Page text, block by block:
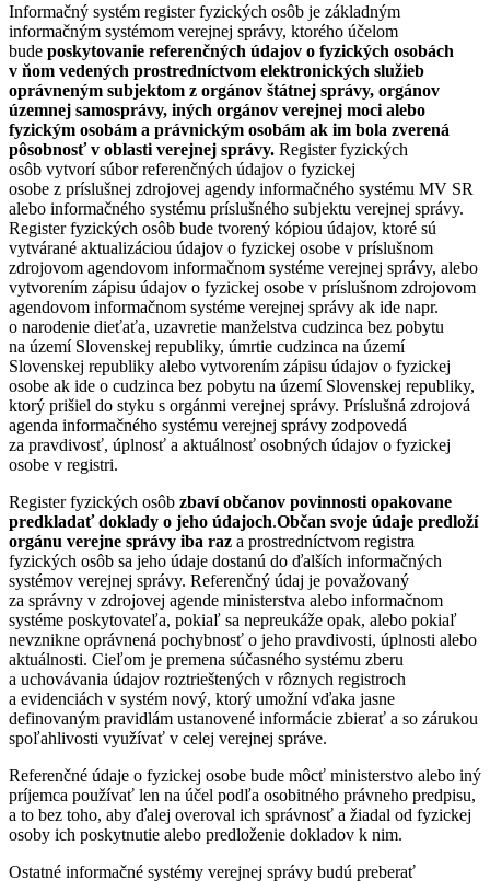
Informačný systém register fyzických osôb je základným
informačným systémom verejnej správy, ktorého účelom
bude poskytovanie referenčných údajov o fyzických osobách
v ňom vedených prostredníctvom elektronických služieb
oprávneným subjektom z orgánov štátnej správy, orgánov
územnej samosprávy, iných orgánov verejnej moci alebo
fyzickým osobám a právnickým osobám ak im bola zverená
pôsobnosť v oblasti verejnej správy. Register fyzických
osôb vytvorí súbor referenčných údajov o fyzickej
osobe z príslušnej zdrojovej agendy informačného systému MV SR
alebo informačného systému príslušného subjektu verejnej správy.
Register fyzických osôb bude tvorený kópiou údajov, ktoré sú
vytvárané aktualizáciou údajov o fyzickej osobe v príslušnom
zdrojovom agendovom informačnom systéme verejnej správy, alebo
vytvorením zápisu údajov o fyzickej osobe v príslušnom zdrojovom
agendovom informačnom systéme verejnej správy ak ide napr.
o narodenie dieťaťa, uzavretie manželstva cudzinca bez pobytu
na území Slovenskej republiky, úmrtie cudzinca na území
Slovenskej republiky alebo vytvorením zápisu údajov o fyzickej
osobe ak ide o cudzinca bez pobytu na území Slovenskej republiky,
ktorý prišiel do styku s orgánmi verejnej správy. Príslušná zdrojová
agenda informačného systému verejnej správy zodpovedá
za pravdivosť, úplnosť a aktuálnosť osobných údajov o fyzickej
osobe v registri.
Register fyzických osôb zbaví občanov povinnosti opakovane
predkladať doklady o jeho údajoch.Občan svoje údaje predloží
orgánu verejne správy iba raz a prostredníctvom registra
fyzických osôb sa jeho údaje dostanú do ďalších informačných
systémov verejnej správy. Referenčný údaj je považovaný
za správny v zdrojovej agende ministerstva alebo informačnom
systéme poskytovateľa, pokiaľ sa nepreukáže opak, alebo pokiaľ
nevznikne oprávnená pochybnosť o jeho pravdivosti, úplnosti alebo
aktuálnosti. Cieľom je premena súčasného systému zberu
a uchovávania údajov roztrieštených v rôznych registroch
a evidenciách v systém nový, ktorý umožní vďaka jasne
definovaným pravidlám ustanovené informácie zbierať a so zárukou
spoľahlivosti využívať v celej verejnej správe.
Referenčné údaje o fyzickej osobe bude môcť ministerstvo alebo iný
príjemca používať len na účel podľa osobitného právneho predpisu,
a to bez toho, aby ďalej overoval ich správnosť a žiadal od fyzickej
osoby ich poskytnutie alebo predloženie dokladov k nim.
Ostatné informačné systémy verejnej správy budú preberať